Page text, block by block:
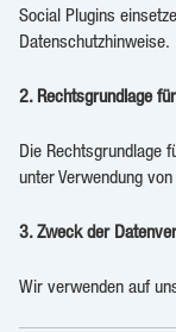
Social Plugins
Datenschutzhinweise.
2. Rechtsgrundlage
Die Rechtsgrundlage
unter Verwendung
3. Zweck der
Wir verwenden auf